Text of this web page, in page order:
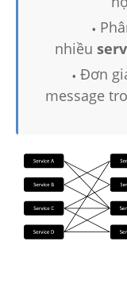
nhiều
Đơn
message